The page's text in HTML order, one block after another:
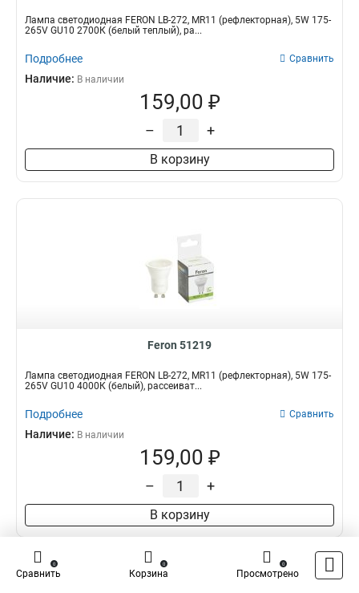
Лампа светодиодная FERON LB-272, MR11 (рефлекторная), 5W 175-
265V GU10 2700К (белый теплый), ра...
Подробнее Сравнить
Наличие: В наличии
159,00 ₽
– +
В корзину
Feron 51219
Лампа светодиодная FERON LB-272, MR11 (рефлекторная), 5W 175-
265V GU10 4000К (белый), рассеиват...
Подробнее Сравнить
Наличие: В наличии
159,00 ₽
– +
В корзину
Сравнить
0
Корзина
0
Просмотрено
0